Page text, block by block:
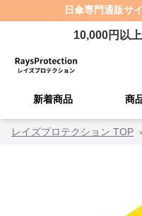
日傘専門通販サ
10,000円以
新着商品 商
レイズプロテクション TOP ›